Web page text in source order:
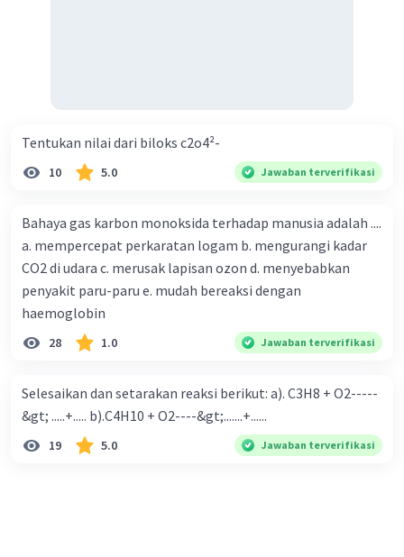
Tentukan nilai dari biloks c2o4²-
10 5.0 Jawaban terverifikasi
Bahaya gas karbon monoksida terhadap manusia adalah ....
a. mempercepat perkaratan logam b. mengurangi kadar
CO2 di udara c. merusak lapisan ozon d. menyebabkan
penyakit paru-paru e. mudah bereaksi dengan
haemoglobin
28 1.0 Jawaban terverifikasi
Selesaikan dan setarakan reaksi berikut: a). C3H8 + O2-----
&gt; .....+..... b).C4H10 + O2----&gt;.......+......
19 5.0 Jawaban terverifikasi